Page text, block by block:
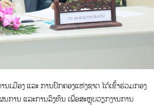
ມືອງ ແລະ ການປົກຄອງແຫ່ງຊາດ ໄດ້ເຂົ້າຮ່ວມກອງ
ການ ແລະການລົງທຶນ ເພື່ອສະຫຼຸບວຽກງານການ